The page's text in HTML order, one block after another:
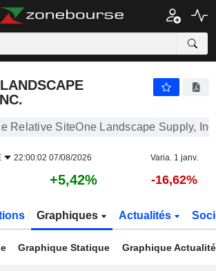
Relative SiteOne Landscape Supply,
22:00:02 07/08/2026 Varia. 1 janv.
+5,42% -16,62%
Graphiques Actualités
Graphique Statique Graphique